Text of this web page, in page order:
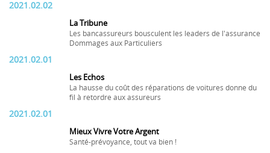
2021.02.02
La Tribune
Les bancassureurs bousculent les leaders de l'assurance
Dommages aux Particuliers
2021.02.01
Les Echos
La hausse du coût des réparations de voitures donne du
fil à retordre aux assureurs
2021.02.01
Mieux Vivre Votre Argent
Santé-prévoyance, tout va bien !